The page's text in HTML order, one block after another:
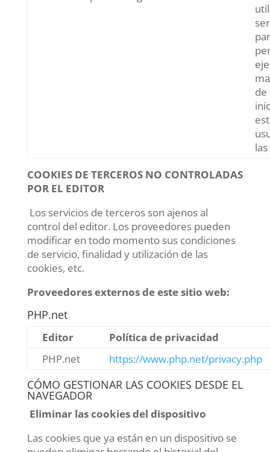
de
COOKIES DE TERCEROS NO CONTROLADAS
POR EL EDITOR
Los servicios de terceros son ajenos al
control del editor. Los proveedores pueden
modificar en todo momento sus condiciones
de servicio, finalidad y utilización de las
cookies, etc.
Proveedores externos de este sitio web:
PHP.net
Editor
Política de privacidad
PHP.net
https://www.php.net/privacy.php
CÓMO GESTIONAR LAS COOKIES DESDE EL
NAVEGADOR
Eliminar las cookies del dispositivo
Las cookies que ya están en un dispositivo se